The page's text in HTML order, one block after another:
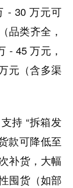
- 30 万元可
品类齐全，
- 45 万元，
元（含多渠
持 “拆箱发
款可降低至
补货，大幅
囤货（如部